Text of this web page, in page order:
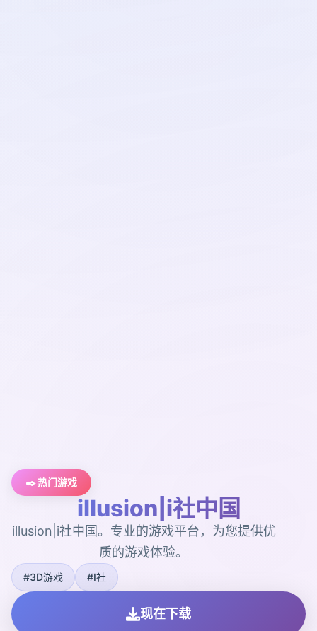
✒️ 热门游戏
illusion|i社中国
illusion|i社中国。专业的游戏平台，为您提供优
质的游戏体验。
#3D游戏 #I社
现在下载